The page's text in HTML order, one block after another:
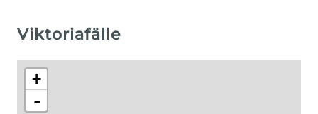
Viktoriafälle
+
-